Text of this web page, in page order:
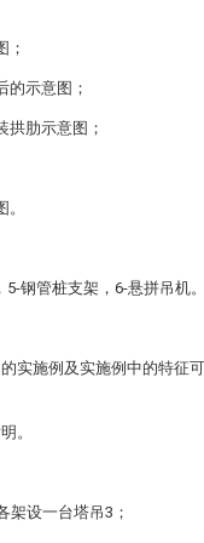
；
的示意图；
拱肋示意图；
钢管桩支架，6-悬拼吊机。
实施例及实施例中的特征
。
设一台塔吊3；